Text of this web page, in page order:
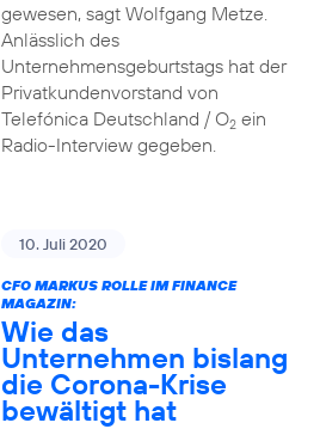
gewesen, sagt Wolfgang Metze.
Anlässlich des
Unternehmensgeburtstags hat der
Privatkundenvorstand von
Telefónica Deutschland / O2ein
Radio-Interview gegeben.
10. Juli 2020
CFO MARKUS ROLLE IM FINANCE
MAGAZIN:
Wie das
Unternehmen bislang
die Corona-Krise
bewältigt hat